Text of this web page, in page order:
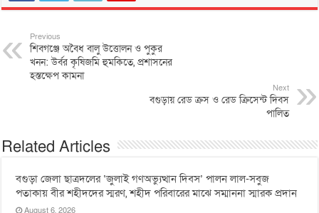
Previous
শিবগঞ্জে অবৈধ বালু উত্তোলন ও পুকুর
খনন: উর্বর কৃষিজমি হুমকিতে, প্রশাসনের
হস্তক্ষেপ কামনা
Next
বগুড়ায় রেড ক্রস ও রেড ক্রিসেন্ট দিবস
পালিত
Related Articles
বগুড়া জেলা ছাত্রদলের ‘জুলাই গণঅভ্যুত্থান দিবস’ পালন লাল-সবুজ
পতাকায় বীর শহীদদের স্মরণ, শহীদ পরিবারের মাঝে সম্মাননা স্মারক প্রদান
August 6, 2026